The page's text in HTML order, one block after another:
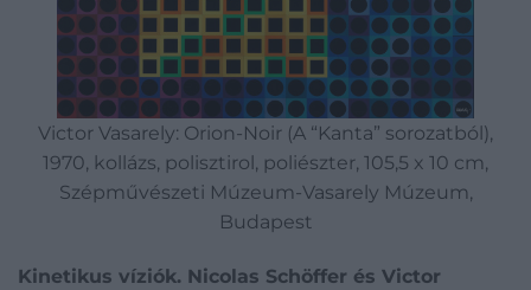
Victor Vasarely: Orion-Noir (A “Kanta” sorozatból),
1970, kollázs, polisztirol, poliészter, 105,5 x 10 cm,
Szépművészeti Múzeum-Vasarely Múzeum,
Budapest
Kinetikus víziók. Nicolas Schöffer és Victor